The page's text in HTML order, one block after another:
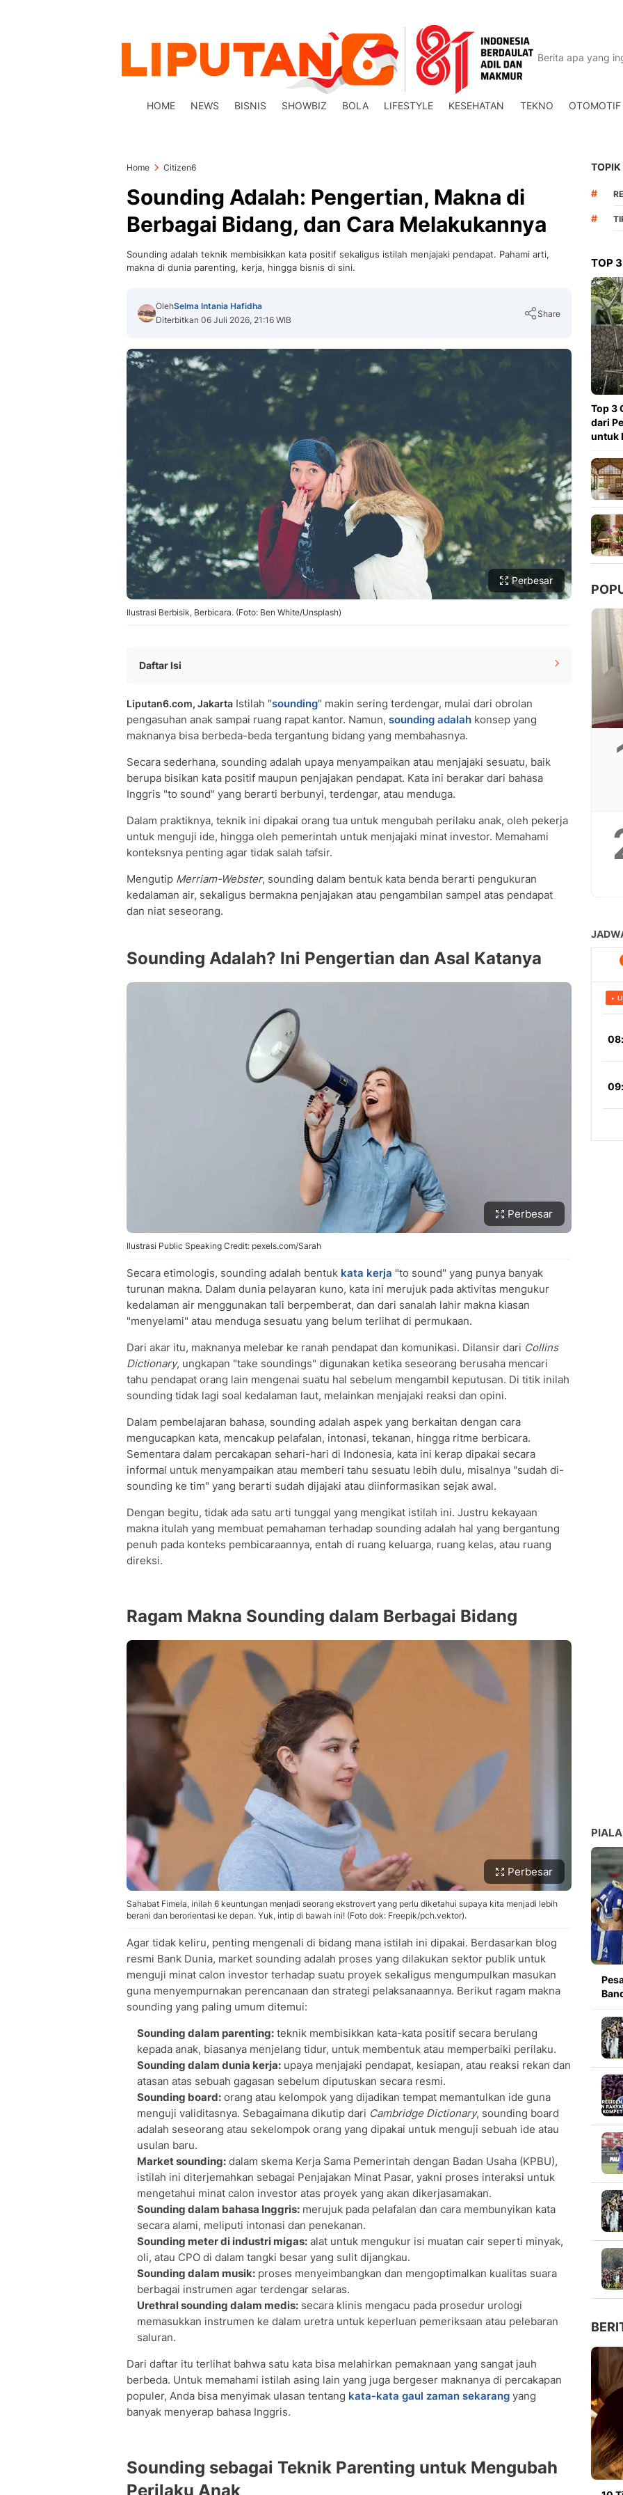
HOME NEWS BISNIS SHOWBIZ BOLA LIFESTYLE KESEHATAN TEKNO OTOMOTIF
Home Citizen6
Sounding Adalah: Pengertian, Makna di
Berbagai Bidang, dan Cara Melakukannya
Sounding adalah teknik membisikkan kata positif sekaligus istilah menjajaki pendapat. Pahami arti,
makna di dunia parenting, kerja, hingga bisnis di sini.
OlehSelma Intania Hafidha
Diterbitkan 06 Juli 2026, 21:16 WIB
Share
Perbesar
Ilustrasi Berbisik, Berbicara. (Foto: Ben White/Unsplash)
Daftar Isi
Ragam Makna Sounding dalam Berbagai Bidang
Sounding sebagai Teknik Parenting untuk Mengubah Perilaku Anak
Sounding Board dan Sounding di Dunia Kerja
Cara Melakukan Sounding yang Efektif
Pertanyaan dan Jawaban Seputar Sounding
• Apa yang dimaksud dengan sounding?
• Apa arti sounding dalam dunia kerja?
Liputan6.com, Jakarta Istilah "sounding" makin sering terdengar, mulai dari obrolan
pengasuhan anak sampai ruang rapat kantor. Namun, sounding adalah konsep yang
maknanya bisa berbeda-beda tergantung bidang yang membahasnya.
Secara sederhana, sounding adalah upaya menyampaikan atau menjajaki sesuatu, baik
berupa bisikan kata positif maupun penjajakan pendapat. Kata ini berakar dari bahasa
Inggris "to sound" yang berarti berbunyi, terdengar, atau menduga.
Dalam praktiknya, teknik ini dipakai orang tua untuk mengubah perilaku anak, oleh pekerja
untuk menguji ide, hingga oleh pemerintah untuk menjajaki minat investor. Memahami
konteksnya penting agar tidak salah tafsir.
Mengutip Merriam-Webster, sounding dalam bentuk kata benda berarti pengukuran
kedalaman air, sekaligus bermakna penjajakan atau pengambilan sampel atas pendapat
dan niat seseorang.
Sounding Adalah? Ini Pengertian dan Asal Katanya
Perbesar
Ilustrasi Public Speaking Credit: pexels.com/Sarah
Secara etimologis, sounding adalah bentuk kata kerja "to sound" yang punya banyak
turunan makna. Dalam dunia pelayaran kuno, kata ini merujuk pada aktivitas mengukur
kedalaman air menggunakan tali berpemberat, dan dari sanalah lahir makna kiasan
"menyelami" atau menduga sesuatu yang belum terlihat di permukaan.
Dari akar itu, maknanya melebar ke ranah pendapat dan komunikasi. Dilansir dari Collins
Dictionary, ungkapan "take soundings" digunakan ketika seseorang berusaha mencari
tahu pendapat orang lain mengenai suatu hal sebelum mengambil keputusan. Di titik inilah
sounding tidak lagi soal kedalaman laut, melainkan menjajaki reaksi dan opini.
Dalam pembelajaran bahasa, sounding adalah aspek yang berkaitan dengan cara
mengucapkan kata, mencakup pelafalan, intonasi, tekanan, hingga ritme berbicara.
Sementara dalam percakapan sehari-hari di Indonesia, kata ini kerap dipakai secara
informal untuk menyampaikan atau memberi tahu sesuatu lebih dulu, misalnya "sudah di-
sounding ke tim" yang berarti sudah dijajaki atau diinformasikan sejak awal.
Dengan begitu, tidak ada satu arti tunggal yang mengikat istilah ini. Justru kekayaan
makna itulah yang membuat pemahaman terhadap sounding adalah hal yang bergantung
penuh pada konteks pembicaraannya, entah di ruang keluarga, ruang kelas, atau ruang
direksi.
Ragam Makna Sounding dalam Berbagai Bidang
Perbesar
Sahabat Fimela, inilah 6 keuntungan menjadi seorang ekstrovert yang perlu diketahui supaya kita menjadi lebih
berani dan berorientasi ke depan. Yuk, intip di bawah ini! (Foto dok: Freepik/pch.vektor).
Agar tidak keliru, penting mengenali di bidang mana istilah ini dipakai. Berdasarkan blog
resmi Bank Dunia, market sounding adalah proses yang dilakukan sektor publik untuk
menguji minat calon investor terhadap suatu proyek sekaligus mengumpulkan masukan
guna menyempurnakan perencanaan dan strategi pelaksanaannya. Berikut ragam makna
sounding yang paling umum ditemui:
Sounding dalam parenting: teknik membisikkan kata-kata positif secara berulang
kepada anak, biasanya menjelang tidur, untuk membentuk atau memperbaiki perilaku.
Sounding dalam dunia kerja: upaya menjajaki pendapat, kesiapan, atau reaksi rekan dan
atasan atas sebuah gagasan sebelum diputuskan secara resmi.
Sounding board: orang atau kelompok yang dijadikan tempat memantulkan ide guna
menguji validitasnya. Sebagaimana dikutip dari Cambridge Dictionary, sounding board
adalah seseorang atau sekelompok orang yang dipakai untuk menguji sebuah ide atau
usulan baru.
Market sounding: dalam skema Kerja Sama Pemerintah dengan Badan Usaha (KPBU),
istilah ini diterjemahkan sebagai Penjajakan Minat Pasar, yakni proses interaksi untuk
mengetahui minat calon investor atas proyek yang akan dikerjasamakan.
Sounding dalam bahasa Inggris: merujuk pada pelafalan dan cara membunyikan kata
secara alami, meliputi intonasi dan penekanan.
Sounding meter di industri migas: alat untuk mengukur isi muatan cair seperti minyak,
oli, atau CPO di dalam tangki besar yang sulit dijangkau.
Sounding dalam musik: proses menyeimbangkan dan mengoptimalkan kualitas suara
berbagai instrumen agar terdengar selaras.
Urethral sounding dalam medis: secara klinis mengacu pada prosedur urologi
memasukkan instrumen ke dalam uretra untuk keperluan pemeriksaan atau pelebaran
saluran.
Dari daftar itu terlihat bahwa satu kata bisa melahirkan pemaknaan yang sangat jauh
berbeda. Untuk memahami istilah asing lain yang juga bergeser maknanya di percakapan
populer, Anda bisa menyimak ulasan tentang kata-kata gaul zaman sekarang yang
banyak menyerap bahasa Inggris.
Sounding sebagai Teknik Parenting untuk Mengubah
Perilaku Anak
TOPIK
#
#
TOP
Top 3
dari
untuk